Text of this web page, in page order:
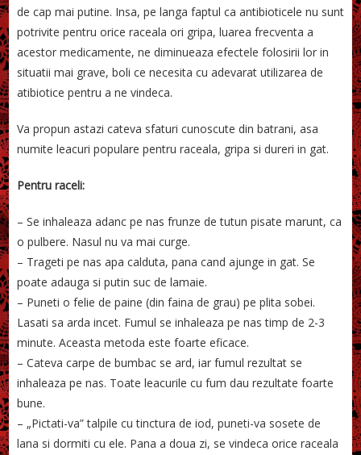
de cap mai putine. Insa, pe langa faptul ca antibioticele nu sunt
potrivite pentru orice raceala ori gripa, luarea frecventa a
acestor medicamente, ne diminueaza efectele folosirii lor in
situatii mai grave, boli ce necesita cu adevarat utilizarea de
atibiotice pentru a ne vindeca.
Va propun astazi cateva sfaturi cunoscute din batrani, asa
numite leacuri populare pentru raceala, gripa si dureri in gat.
Pentru raceli:
– Se inhaleaza adanc pe nas frunze de tutun pisate marunt, ca
o pulbere. Nasul nu va mai curge.
– Trageti pe nas apa calduta, pana cand ajunge in gat. Se
poate adauga si putin suc de lamaie.
– Puneti o felie de paine (din faina de grau) pe plita sobei.
Lasati sa arda incet. Fumul se inhaleaza pe nas timp de 2-3
minute. Aceasta metoda este foarte eficace.
– Cateva carpe de bumbac se ard, iar fumul rezultat se
inhaleaza pe nas. Toate leacurile cu fum dau rezultate foarte
bune.
– „Pictati-va” talpile cu tinctura de iod, puneti-va sosete de
lana si dormiti cu ele. Pana a doua zi, se vindeca orice raceala